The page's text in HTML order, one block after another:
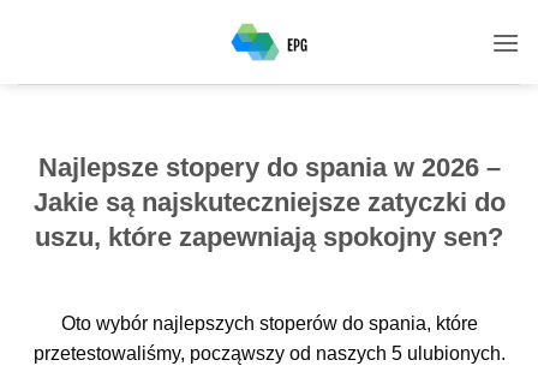
Najlepsze stopery do spania w 2026 –
Jakie są najskuteczniejsze zatyczki do
uszu, które zapewniają spokojny sen?
Oto wybór najlepszych stoperów do spania, które
przetestowaliśmy, począwszy od naszych 5 ulubionych.